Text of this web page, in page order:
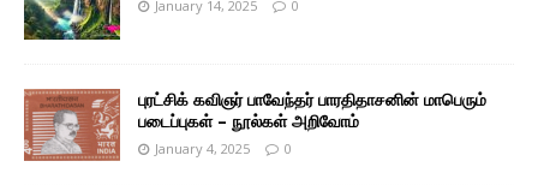
January 14, 2025 0
புரட்சிக் கவிஞர் பாவேந்தர் பாரதிதாசனின் மாபெரும்
படைப்புகள் – நூல்கள் அறிவோம்
January 4, 2025 0